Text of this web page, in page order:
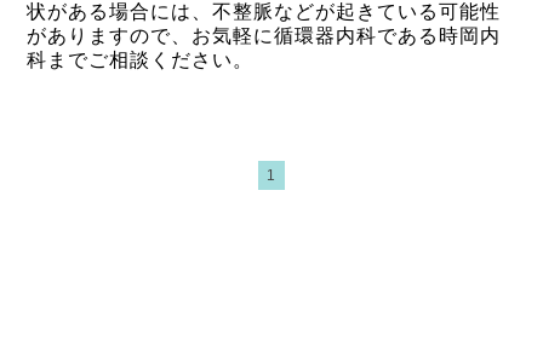
状がある場合には、不整脈などが起きている可能性
がありますので、お気軽に循環器内科である時岡内
科までご相談ください。
1